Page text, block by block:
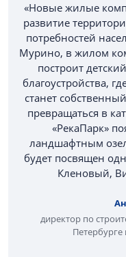
«Новые жилые
развитие
потребностей
Мурино, в жилом
построит
благоустройства,
станет
превращаться в
«РекаПарк»
ландшафтным
будет посвящен
Кленовый,
директор по
Петербурге